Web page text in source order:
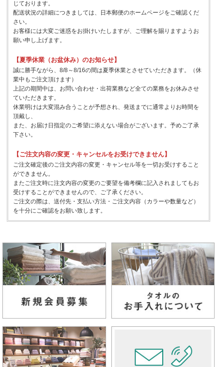
じております。
配送状況の詳細につきましては、日本郵便のホームページをご確認くだ
さい。
お客様には大変ご迷惑をお掛けいたしますが、ご理解を賜りますようお
願い申し上げます。
【夏季休業（お盆休み）のお知らせ】
誠に勝手ながら、8/8～8/16の間は夏季休業とさせていただきます。（休
業中もご注文頂けます）
上記の期間中は、お問い合わせ・出荷業務など全ての業務をお休みさせ
ていただきます。
休業明けは大変混み合うことが予想され、発送までに通常よりお時間を
頂戴し、
また、お届け日指定のご希望に添えない場合がございます。予めご了承
下さい。
【ご注文内容の変更・キャンセルをお受けできません】
ご注文確定後のご注文内容の変更・キャンセル等を一切お受けすること
ができません。
またご注文時に注文内容の変更のご要望を備考欄に記入されましてもお
受けすることができませんので、ご了承ください。
ご注文の際は、送付先・支払い方法・ご注文内容（カラーや数量など）
を十分にご確認をお願い致します。